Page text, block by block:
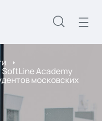
Academy
московских